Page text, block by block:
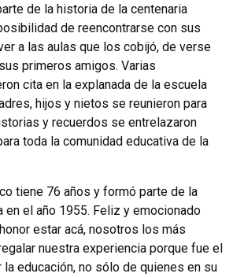
de la historia de la centenaria
de reencontrarse con sus
a las aulas que los cobijó, de verse
primeros amigos. Varias
cita en la explanada de la escuela
hijos y nietos se reunieron para
y recuerdos se entrelazaron
toda la comunidad educativa de la
tiene 76 años y formó parte de la
en el año 1955. Feliz y emocionado
estar acá, nosotros los más
nuestra experiencia porque fue el
la educación, no sólo de quienes en su